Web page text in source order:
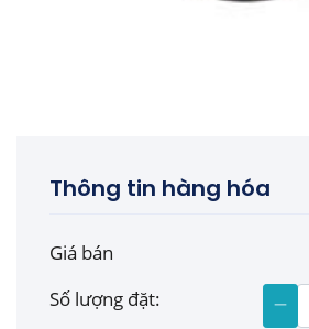
Thông tin hàng hóa
Giá bán
Số lượng đặt: